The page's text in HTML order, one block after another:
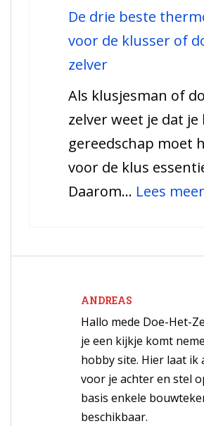
is
een
En
welke
soorten
zijn
er?
De drie beste
voor de klusser of
zelver
Als klusjesman of
zelver weet je dat
gereedschap moet
voor de klus
Daarom… Lees meer:
ANDREAS
Hallo mede Doe-Het-
je een kijkje komt
hobby site. Hier laat ik
voor je achter en stel
basis enkele
beschikbaar.